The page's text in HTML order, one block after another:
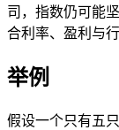
司，指数仍可能
合利率、盈利与
举例
假设一个只有五